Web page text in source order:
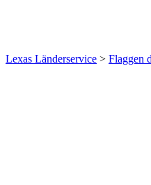
Lexas Länderservice > Flaggen